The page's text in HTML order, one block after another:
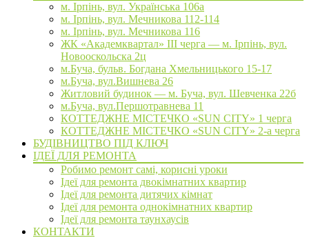
м. Ірпінь, вул. Українська 106а
м. Ірпінь, вул. Мечникова 112-114
м. Ірпінь, вул. Мечникова 116
ЖК «Академквартал» III черга — м. Ірпінь, вул.
Новооскольска 2ц
м.Буча, бульв. Богдана Хмельницького 15-17
м.Буча, вул.Вишнева 26
Житловий будинок — м. Буча, вул. Шевченка 22б
м.Буча, вул.Першотравнева 11
КОТТЕДЖНЕ МІСТЕЧКО «SUN CITY» 1 черга
КОТТЕДЖНЕ МІСТЕЧКО «SUN CITY» 2-а черга
БУДІВНИЦТВО ПІД КЛЮЧ
ІДЕЇ ДЛЯ РЕМОНТА
Робимо ремонт самі, корисні уроки
Ідеї для ремонта двокімнатних квартир
Ідеї для ремонта дитячих кімнат
Ідеї для ремонта однокімнатних квартир
Ідеї для ремонта таунхаусів
КОНТАКТИ